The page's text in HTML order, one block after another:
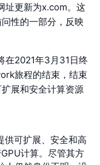
址更新为x.com。这
性的一部分，反映
在2021年3月31日终
旅程的结束，结束
展和安全计算资源
可扩展、安全和高
计算。尽管其方